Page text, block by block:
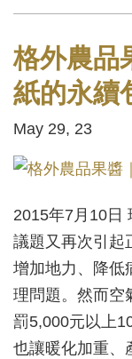
格外農品
紙的永續
May 29, 23
2015年7月10日
議題又再次引起
增加地力、降低
理問題。然而空
罰5,000元以上
也讓暖化加重、